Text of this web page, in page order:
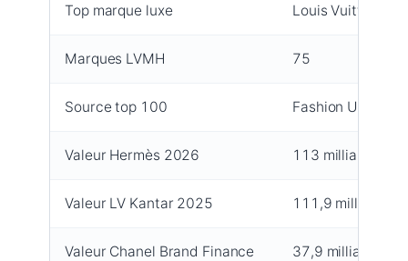
Top marque luxe Louis Vuitton
Marques LVMH 75
Source top 100 Fashion United
Valeur Hermès 2026 113 milliards $
Valeur LV Kantar 2025 111,9 milliards $
Valeur Chanel Brand Finance 37,9 milliards $